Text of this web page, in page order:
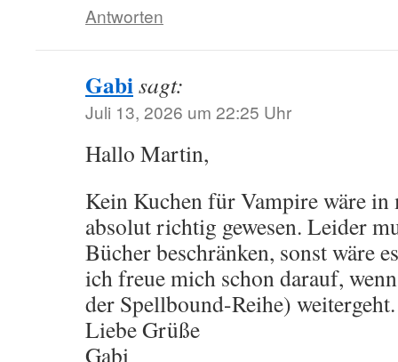
Antworten
Gabisagt:
Juli 13, 2026 um 22:25 Uhr
Hallo Martin,
Kein Kuchen für Vampire wäre in
absolut richtig gewesen. Leider
Bücher beschränken, sonst wäre
ich freue mich schon darauf,
der Spellbound-Reihe) weitergeht.
Liebe Grüße
Gabi